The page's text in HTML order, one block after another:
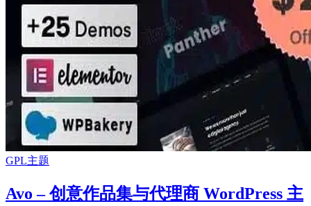
GPL主题
Avo – 创意作品集与代理商 WordPress 主